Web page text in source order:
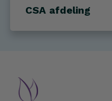
CSA afdeling